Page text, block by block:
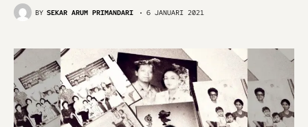
BY SEKAR ARUM PRIMANDARI 6 JANUARI 2021